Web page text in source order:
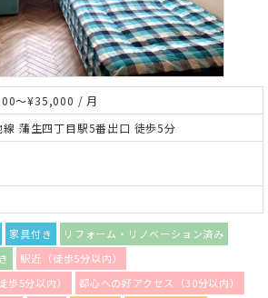
～¥35,000 / 月
線 蒲生四丁目駅5番出口 徒歩5分
家具付き
リフォーム・リノベーション済み
駅近（徒歩5分以内）
歩5分以内）
都心への好アクセス（30分以内）